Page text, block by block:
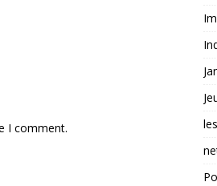
I comment.